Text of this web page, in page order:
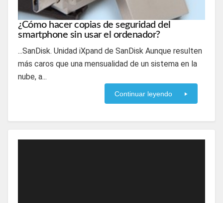
¿Cómo hacer copias de seguridad del
smartphone sin usar el ordenador?
...SanDisk. Unidad iXpand de SanDisk Aunque resulten
más caros que una mensualidad de un sistema en la
nube, a...
Continuar leyendo